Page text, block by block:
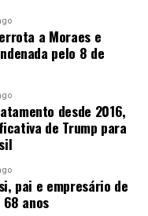
um projeto, tem
da BR-163 e a
estratégicas para
com o Arco
aos mercados
e na Europa.
a Moraes e
pelo 8 de
desde 2016,
de Trump para
pai e empresário de
anos